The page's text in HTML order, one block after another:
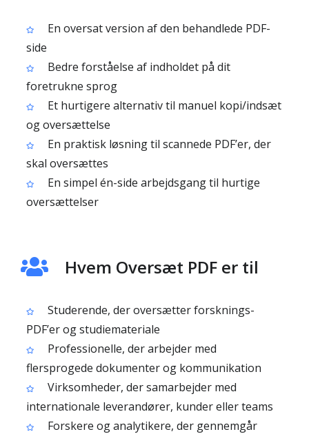
En oversat version af den behandlede PDF-
side
Bedre forståelse af indholdet på dit
foretrukne sprog
Et hurtigere alternativ til manuel kopi/indsæt
og oversættelse
En praktisk løsning til scannede PDF’er, der
skal oversættes
En simpel én-side arbejdsgang til hurtige
oversættelser
Hvem Oversæt PDF er til
Studerende, der oversætter forsknings-
PDF’er og studiemateriale
Professionelle, der arbejder med
flersprogede dokumenter og kommunikation
Virksomheder, der samarbejder med
internationale leverandører, kunder eller teams
Forskere og analytikere, der gennemgår